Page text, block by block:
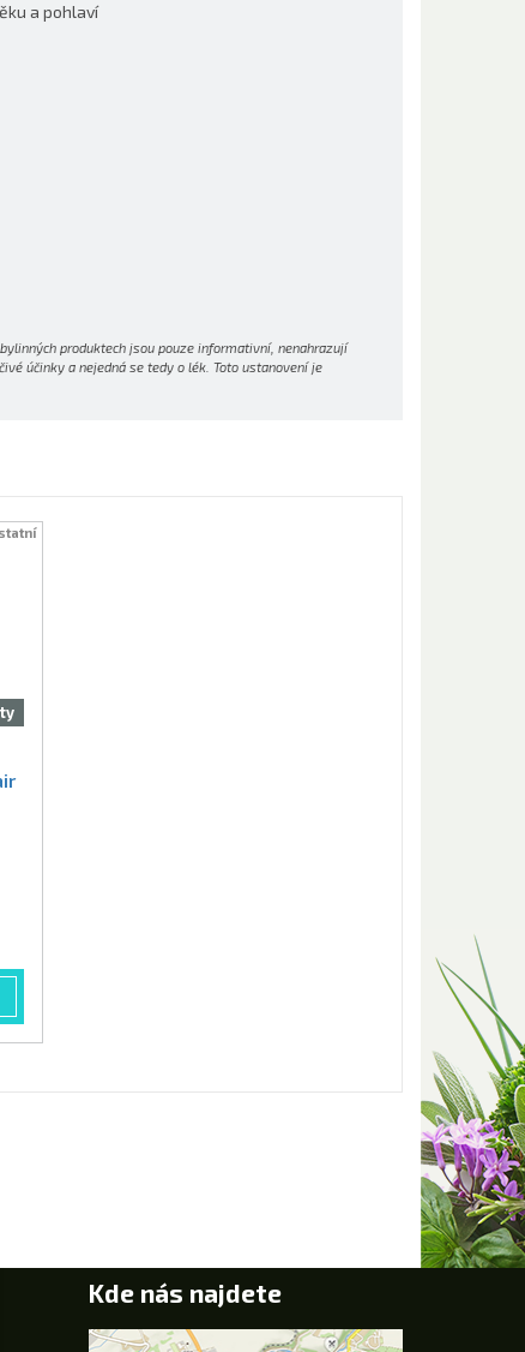
a pohlaví
produktech jsou pouze informativní, nenahrazují
účinky a nejedná se tedy o lék. Toto ustanovení je
Kde nás najdete